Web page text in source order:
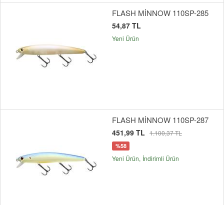
FLASH MİNNOW 110SP-285
54,87 TL
Yeni Ürün
FLASH MİNNOW 110SP-287
451,99 TL 1.100,37 TL
%58
Yeni Ürün İndirimli Ürün